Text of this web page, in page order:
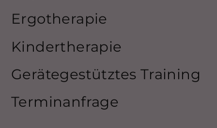
Ergotherapie
Kindertherapie
Gerätegestütztes Training
Terminanfrage